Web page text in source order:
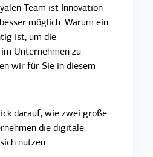
Team ist Innovation
möglich. Warum ein
ist, um die
Unternehmen zu
wir für Sie in diesem
darauf, wie zwei große
die digitale
nutzen.